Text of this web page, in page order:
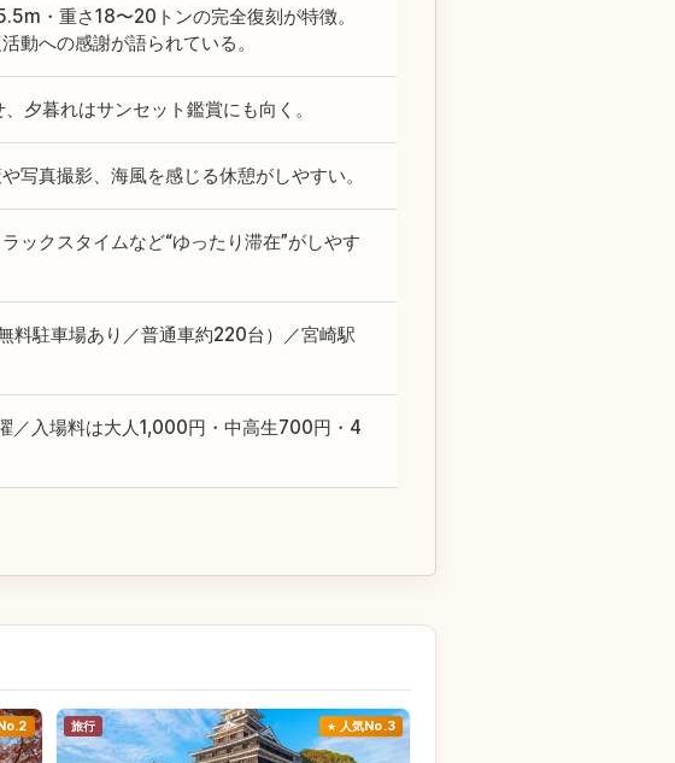
・重さ18〜20トンの完全復刻が特徴。
動への感謝が語られている。
夕暮れはサンセット鑑賞にも向く。
写真撮影、海風を感じる休憩がしやすい。
ックスタイムなど“ゆったり滞在”がしやす
料駐車場あり／普通車約220台）／宮崎駅
／入場料は大人1,000円・中高生700円・4
旅行 人気No.3